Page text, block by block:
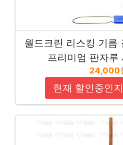
월드크린 리스킹 기름
프리미엄 판자루
24,000
현재 할인중인